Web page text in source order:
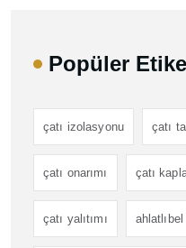
Popüler
çatı izolasyonu çatı
çatı onarımı çatı
çatı yalıtımı